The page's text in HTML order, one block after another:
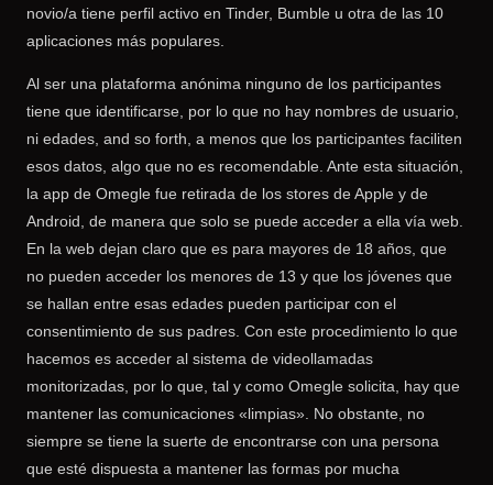
novio/a tiene perfil activo en Tinder, Bumble u otra de las 10
aplicaciones más populares.
Al ser una plataforma anónima ninguno de los participantes
tiene que identificarse, por lo que no hay nombres de usuario,
ni edades, and so forth, a menos que los participantes faciliten
esos datos, algo que no es recomendable. Ante esta situación,
la app de Omegle fue retirada de los stores de Apple y de
Android, de manera que solo se puede acceder a ella vía web.
En la web dejan claro que es para mayores de 18 años, que
no pueden acceder los menores de 13 y que los jóvenes que
se hallan entre esas edades pueden participar con el
consentimiento de sus padres. Con este procedimiento lo que
hacemos es acceder al sistema de videollamadas
monitorizadas, por lo que, tal y como Omegle solicita, hay que
mantener las comunicaciones «limpias». No obstante, no
siempre se tiene la suerte de encontrarse con una persona
que esté dispuesta a mantener las formas por mucha